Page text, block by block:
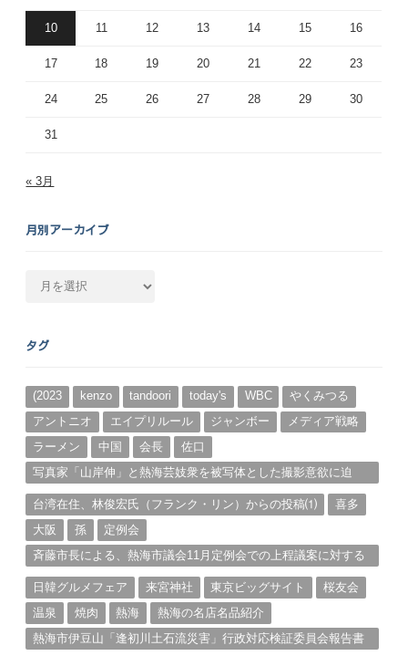
10 11 12 13 14 15 16
17 18 19 20 21 22 23
24 25 26 27 28 29 30
31
« 3月
月別アーカイブ
カ
ブ
タグ
(2023 kenzo tandoori today's WBC
やくみつる
アントニオ
エイプリルール ジャンボー
メディア戦略
ラーメン
中国 会長
佐口
写真家「山岸伸」と熱海芸妓衆を被写体とした撮影意欲に迫
台湾在住、林俊宏氏（フランク・リン）からの投稿⑴
喜多
大阪
孫
定例会
斉藤市長による、熱海市議会11月定例会での上程議案に対する
日韓グルメフェア
来宮神社 東京ビッグサイト
桜友会
温泉
焼肉 熱海
熱海の名店名品紹介
熱海市伊豆山「逢初川土石流災害」行政対応検証委員会報告書